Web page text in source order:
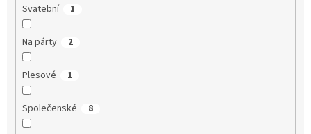
Svatební 1
Na párty 2
Plesové 1
Společenské 8